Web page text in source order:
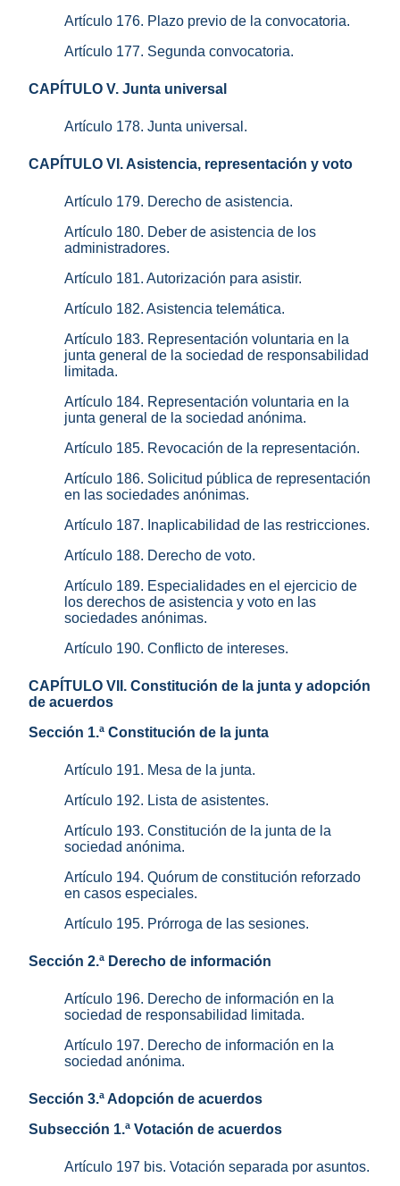
Artículo 176. Plazo previo de la convocatoria.
Artículo 177. Segunda convocatoria.
CAPÍTULO V. Junta universal
Artículo 178. Junta universal.
CAPÍTULO VI. Asistencia, representación y voto
Artículo 179. Derecho de asistencia.
Artículo 180. Deber de asistencia de los
administradores.
Artículo 181. Autorización para asistir.
Artículo 182. Asistencia telemática.
Artículo 183. Representación voluntaria en la
junta general de la sociedad de responsabilidad
limitada.
Artículo 184. Representación voluntaria en la
junta general de la sociedad anónima.
Artículo 185. Revocación de la representación.
Artículo 186. Solicitud pública de representación
en las sociedades anónimas.
Artículo 187. Inaplicabilidad de las restricciones.
Artículo 188. Derecho de voto.
Artículo 189. Especialidades en el ejercicio de
los derechos de asistencia y voto en las
sociedades anónimas.
Artículo 190. Conflicto de intereses.
CAPÍTULO VII. Constitución de la junta y adopción
de acuerdos
Sección 1.ª Constitución de la junta
Artículo 191. Mesa de la junta.
Artículo 192. Lista de asistentes.
Artículo 193. Constitución de la junta de la
sociedad anónima.
Artículo 194. Quórum de constitución reforzado
en casos especiales.
Artículo 195. Prórroga de las sesiones.
Sección 2.ª Derecho de información
Artículo 196. Derecho de información en la
sociedad de responsabilidad limitada.
Artículo 197. Derecho de información en la
sociedad anónima.
Sección 3.ª Adopción de acuerdos
Subsección 1.ª Votación de acuerdos
Artículo 197 bis. Votación separada por asuntos.